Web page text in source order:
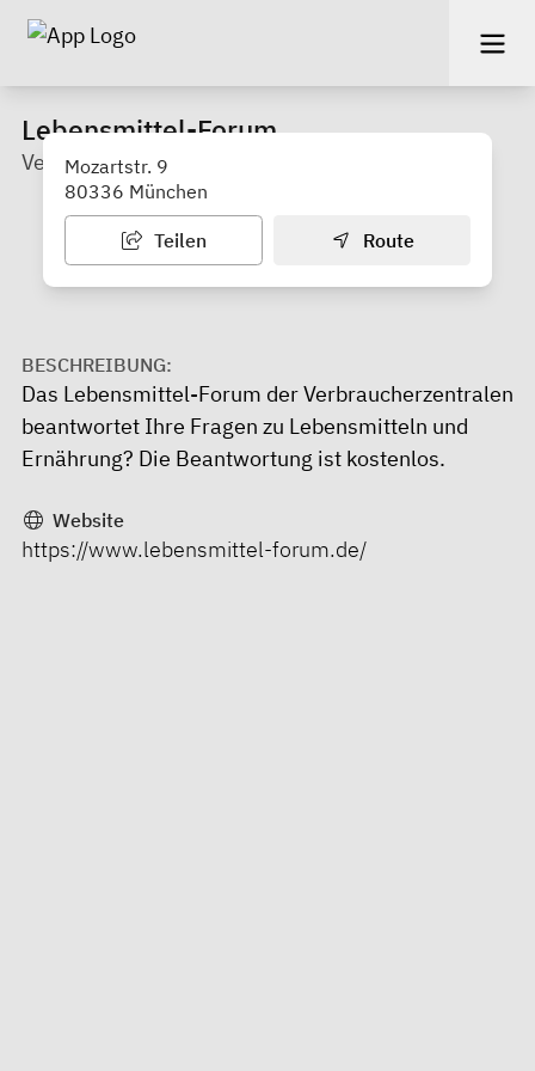
Lebensmittel-Forum
Verbraucherzentrale
Mozartstr. 9
80336 München
Teilen Route
BESCHREIBUNG:
Das Lebensmittel-Forum der Verbraucherzentralen
beantwortet Ihre Fragen zu Lebensmitteln und
Ernährung? Die Beantwortung ist kostenlos.
Website
https://www.lebensmittel-forum.de/